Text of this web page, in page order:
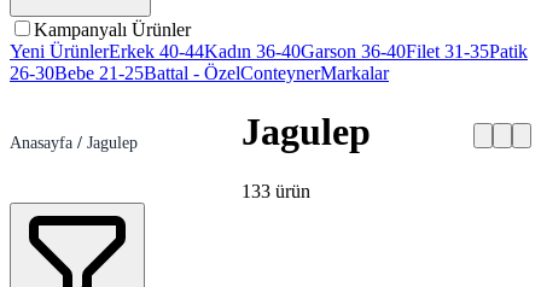
Kampanyalı Ürünler
Yeni ÜrünlerErkek 40-44Kadın 36-40Garson 36-40Filet 31-35Patik
26-30Bebe 21-25Battal - ÖzelConteynerMarkalar
Anasayfa / Jagulep Jagulep
133 ürün